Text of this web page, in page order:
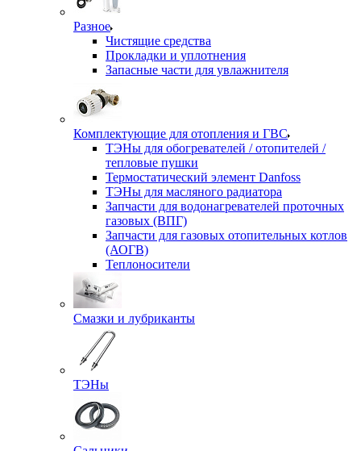
Разное
Чистящие средства
Прокладки и уплотнения
Запасные части для увлажнителя
Комплектующие для отопления и ГВС
ТЭНы для обогревателей / отопителей /
тепловые пушки
Термостатический элемент Danfoss
ТЭНы для масляного радиатора
Запчасти для водонагревателей проточных
газовых (ВПГ)
Запчасти для газовых отопительных котлов
(АОГВ)
Теплоносители
Смазки и лубриканты
ТЭНы